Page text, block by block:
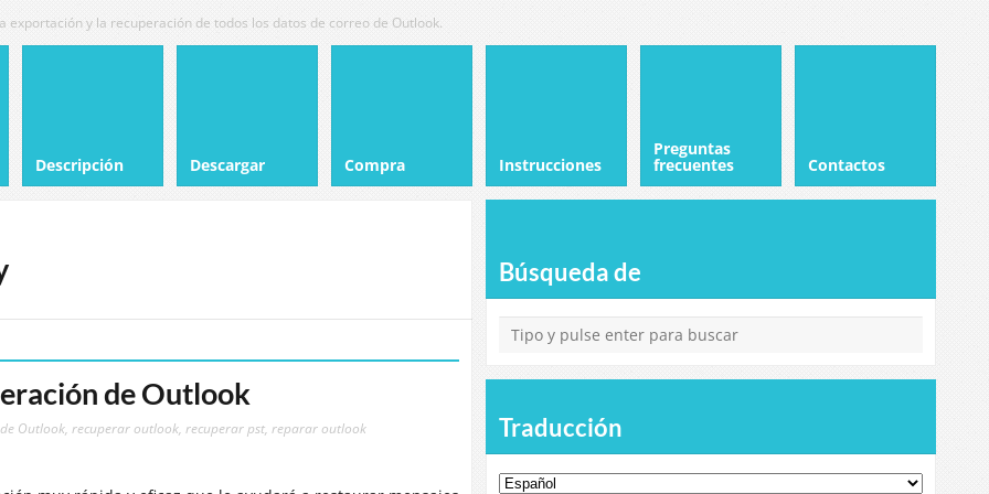
y la recuperación de todos los datos de correo de Outlook.
Descripción Descargar Compra Instrucciones
Preguntas
frecuentes Contactos
de Outlook
Outlook recuperar outlook recuperar pst reparar outlook
Búsqueda de
Traducción